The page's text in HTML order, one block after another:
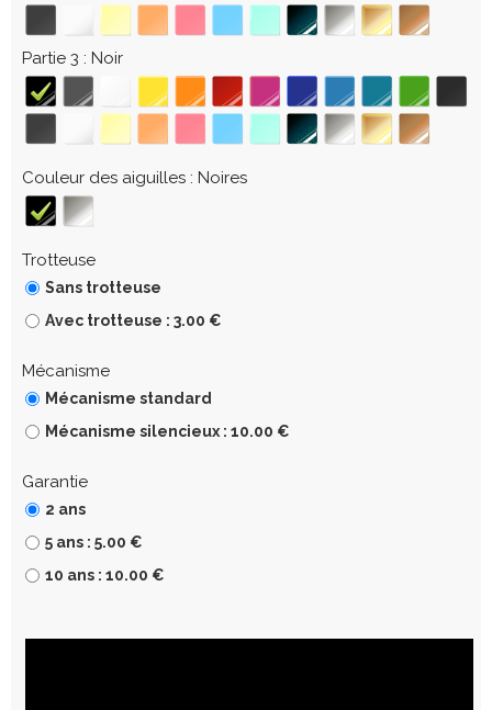
Partie 3 Noir
Couleur des aiguilles Noires
Trotteuse
Sans trotteuse
Avec trotteuse : 3.00 €
Mécanisme
Mécanisme standard
Mécanisme silencieux : 10.00 €
Garantie
2 ans
5 ans : 5.00 €
10 ans : 10.00 €